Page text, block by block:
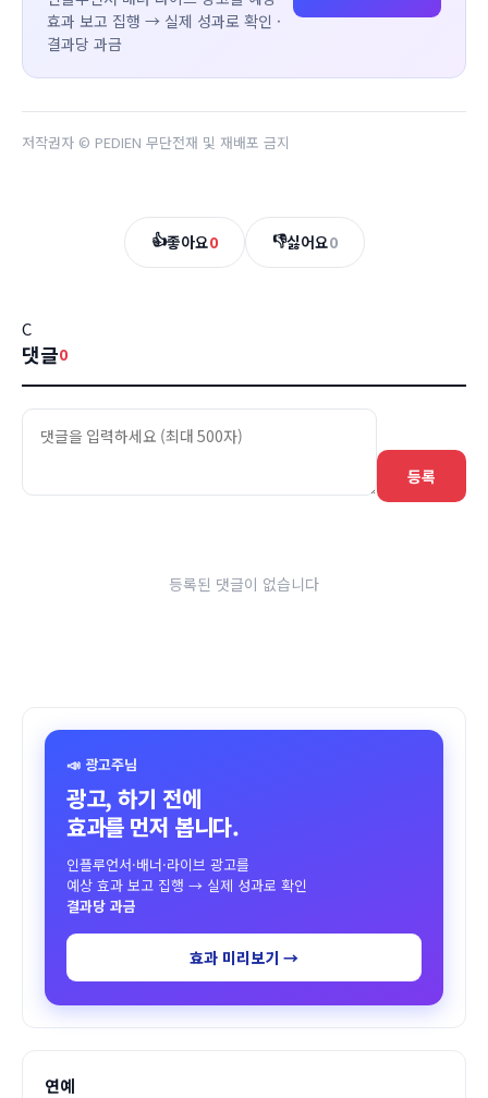
효과 보고 집행 → 실제 성과로 확인 ·
결과당 과금
저작권자 © PEDIEN 무단전재 및 재배포 금지
👍좋아요0 👎싫어요0
C
댓글0
등록
등록된 댓글이 없습니다
📣 광고주님
광고, 하기 전에
효과를 먼저 봅니다.
인플루언서·배너·라이브 광고를
예상 효과 보고 집행 → 실제 성과로 확인
결과당 과금
효과 미리보기 →
연예